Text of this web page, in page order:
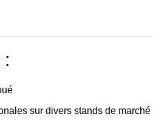
sur divers stands de marché